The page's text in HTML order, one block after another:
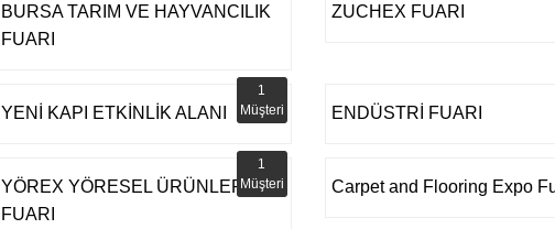
BURSA TARIM VE HAYVANCILIK
FUARI
ZUCHEX FUARI
YENİ KAPI ETKİNLİK ALANI
1
Müşteri
ENDÜSTRİ FUARI
YÖREX YÖRESEL ÜRÜNLER
FUARI
1
Müşteri
Carpet and Flooring Expo